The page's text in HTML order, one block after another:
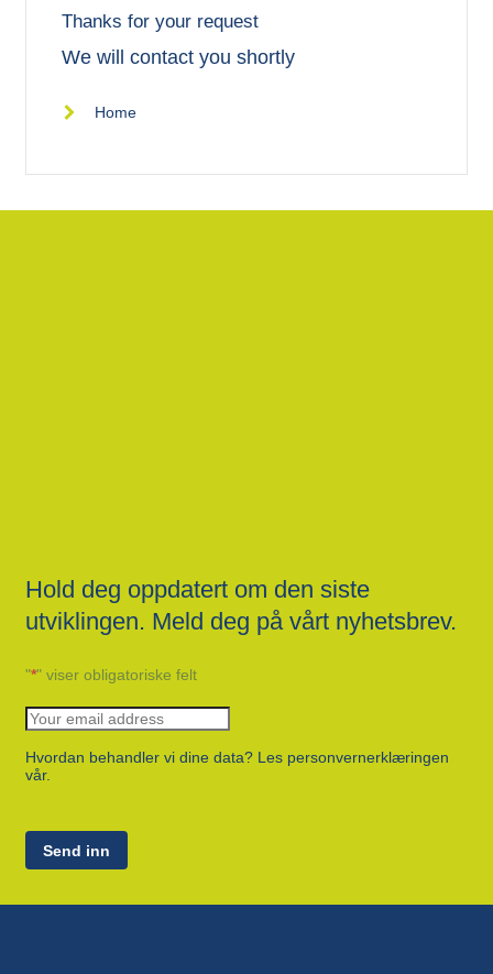
Thanks for your request
We will contact you shortly
Home
Hold deg oppdatert om den siste
utviklingen. Meld deg på vårt nyhetsbrev.
"*" viser obligatoriske felt
Hvordan behandler vi dine data? Les personvernerklæringen
vår.
Send inn